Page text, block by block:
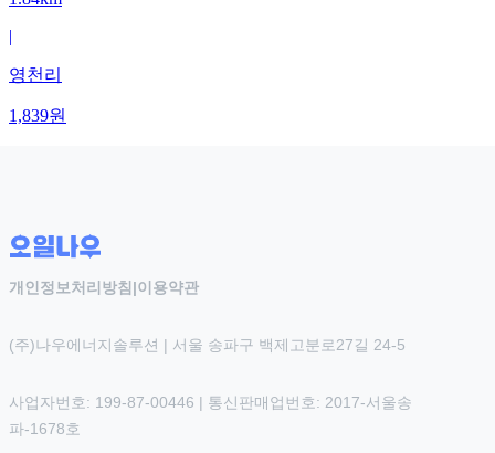
|
영천리
1,839원
개인정보처리방침 |이용약관
(주)나우에너지솔루션 | 서울 송파구 백제고분로27길 24-5
사업자번호: 199-87-00446 | 통신판매업번호: 2017-서울송
파-1678호